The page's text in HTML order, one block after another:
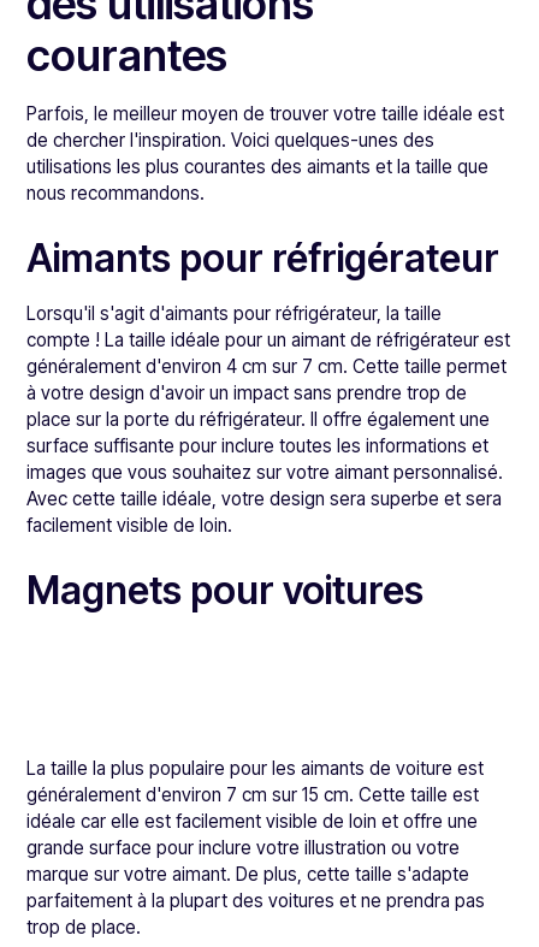
courantes
Parfois, le meilleur moyen de trouver votre taille idéale est
de chercher l'inspiration. Voici quelques-unes des
utilisations les plus courantes des aimants et la taille que
nous recommandons.
Aimants pour réfrigérateur
Lorsqu'il s'agit d'aimants pour réfrigérateur, la taille
compte ! La taille idéale pour un aimant de réfrigérateur est
généralement d'environ 4 cm sur 7 cm. Cette taille permet
à votre design d'avoir un impact sans prendre trop de
place sur la porte du réfrigérateur. Il offre également une
surface suffisante pour inclure toutes les informations et
images que vous souhaitez sur votre aimant personnalisé.
Avec cette taille idéale, votre design sera superbe et sera
facilement visible de loin.
Magnets pour voitures
La taille la plus populaire pour les aimants de voiture est
généralement d'environ 7 cm sur 15 cm. Cette taille est
idéale car elle est facilement visible de loin et offre une
grande surface pour inclure votre illustration ou votre
marque sur votre aimant. De plus, cette taille s'adapte
parfaitement à la plupart des voitures et ne prendra pas
trop de place.